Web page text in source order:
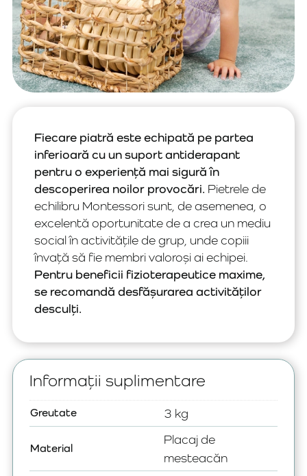
Fiecare piatră este echipată pe partea
inferioară cu un suport antiderapant
pentru o experiență mai sigură în
descoperirea noilor provocări. Pietrele de
echilibru Montessori sunt, de asemenea, o
excelentă oportunitate de a crea un mediu
social în activitățile de grup, unde copiii
învață să fie membri valoroși ai echipei.
Pentru beneficii fizioterapeutice maxime,
se recomandă desfășurarea activităților
desculți.
Informații suplimentare
Greutate 3 kg
Material
Placaj de
mesteacăn